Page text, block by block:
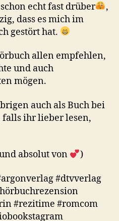
echt fast drüber
,
dass es mich im
gestört hat.
allen empfehlen,
und auch
mögen.
auch als Buch bei
falls ihr lieber lesen,
absolut von )
#dtvverlag
#rezitime #romcom